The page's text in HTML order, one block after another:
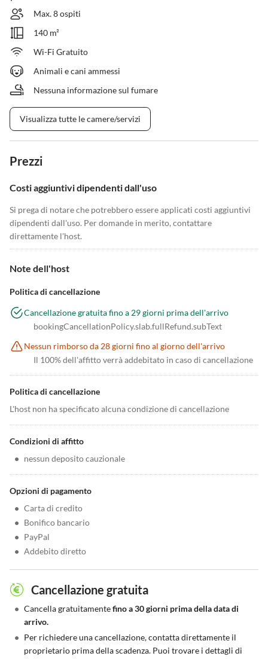
Max. 8 ospiti
140 m²
Wi-Fi Gratuito
Animali e cani ammessi
Nessuna informazione sul fumare
Visualizza tutte le camere/servizi
Prezzi
Costi aggiuntivi dipendenti dall'uso
Si prega di notare che potrebbero essere applicati costi aggiuntivi
dipendenti dall'uso. Per domande in merito, contattare
direttamente l'host.
Note dell'host
Politica di cancellazione
Cancellazione gratuita fino a 29 giorni prima dell'arrivo
bookingCancellationPolicy.slab.fullRefund.subText
Nessun rimborso da 28 giorni fino al giorno dell'arrivo
Il 100% dell'affitto verrà addebitato in caso di cancellazione
Politica di cancellazione
L'host non ha specificato alcuna condizione di cancellazione
Condizioni di affitto
• nessun deposito cauzionale
Opzioni di pagamento
• Carta di credito
• Bonifico bancario
• PayPal
• Addebito diretto
Cancellazione gratuita
• Cancella gratuitamentefino a 30 giorni prima della data di
arrivo.
• Per richiedere una cancellazione, contatta direttamente il
proprietario prima della scadenza. Puoi trovare i dettagli di